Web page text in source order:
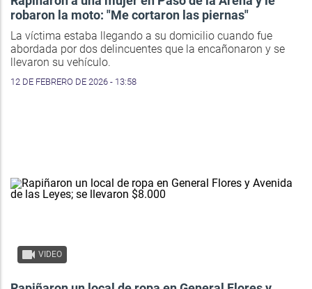
robaron la moto: "Me cortaron las piernas"
La víctima estaba llegando a su domicilio cuando fue
abordada por dos delincuentes que la encañonaron y se
llevaron su vehículo.
12 DE FEBRERO DE 2026 - 13:58
VIDEO